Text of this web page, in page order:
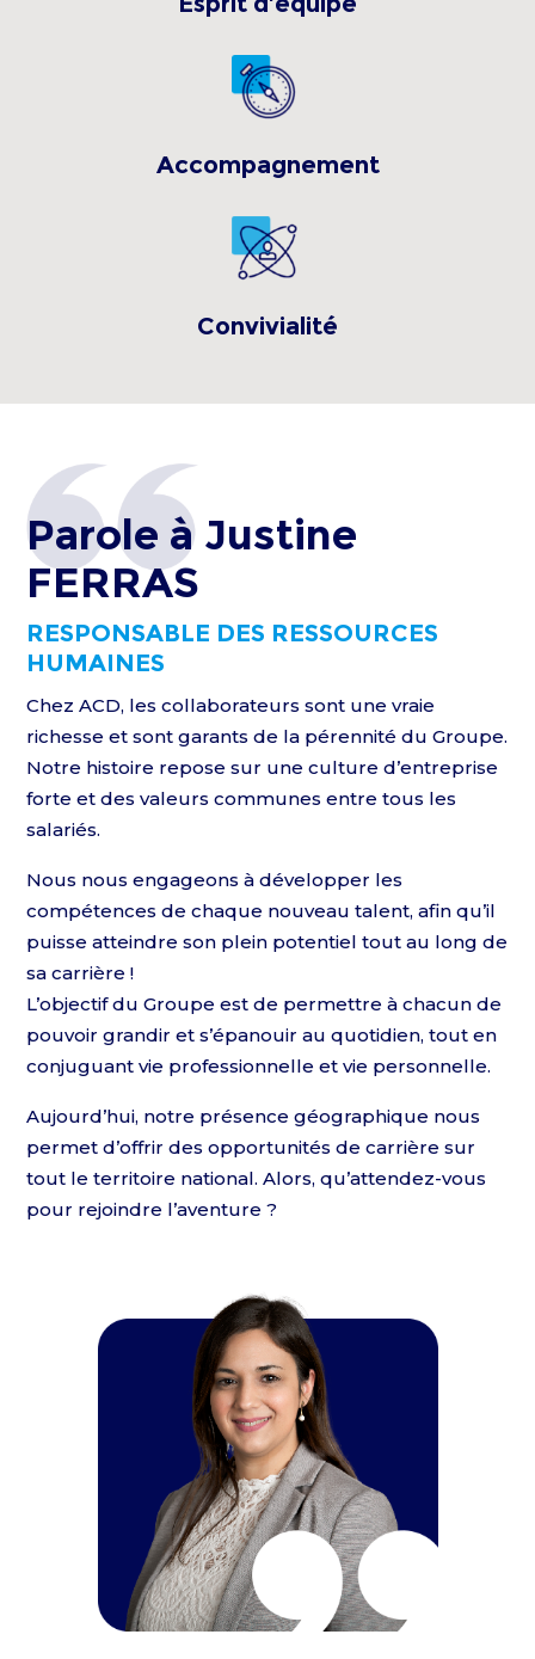
Accompagnement
Convivialité
Parole à Justine
FERRAS
RESPONSABLE DES RESSOURCES
HUMAINES
Chez ACD, les collaborateurs sont une vraie
richesse et sont garants de la pérennité du Groupe.
Notre histoire repose sur une culture d’entreprise
forte et des valeurs communes entre tous les
salariés.
Nous nous engageons à développer les
compétences de chaque nouveau talent, afin qu’il
puisse atteindre son plein potentiel tout au long de
sa carrière !
L’objectif du Groupe est de permettre à chacun de
pouvoir grandir et s’épanouir au quotidien, tout en
conjuguant vie professionnelle et vie personnelle.
Aujourd’hui, notre présence géographique nous
permet d’offrir des opportunités de carrière sur
tout le territoire national. Alors, qu’attendez-vous
pour rejoindre l’aventure ?